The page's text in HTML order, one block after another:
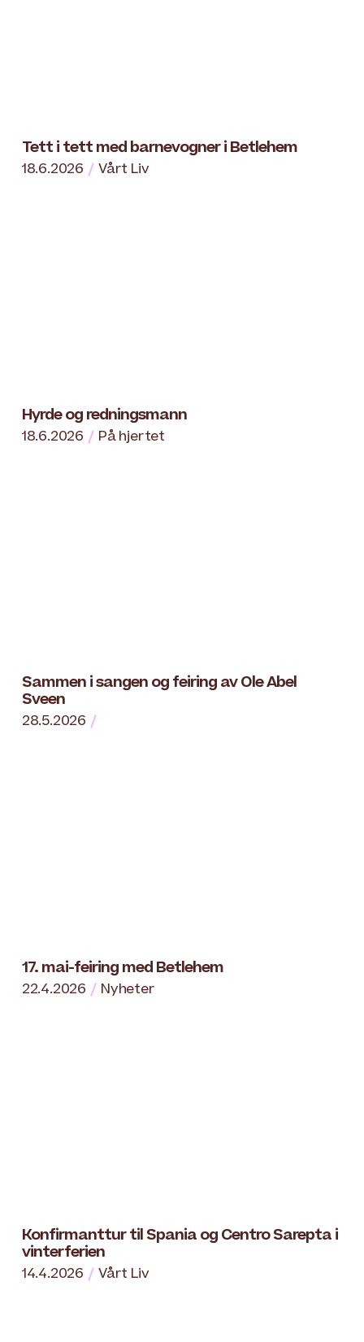
Tett i tett med barnevogner i Betlehem
18.6.2026 Vårt Liv
Hyrde og redningsmann
18.6.2026 På hjertet
Sammen i sangen og feiring av Ole Abel
Sveen
28.5.2026
17. mai-feiring med Betlehem
22.4.2026 Nyheter
Konfirmanttur til Spania og Centro Sarepta i
vinterferien
14.4.2026 Vårt Liv